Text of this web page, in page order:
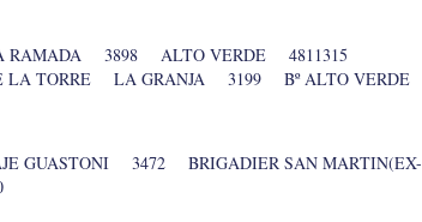
RAMADA 3898 ALTO VERDE 4811315
LA TORRE LA GRANJA 3199 Bº ALTO VERDE
GUASTONI 3472 BRIGADIER SAN MARTIN(EX-